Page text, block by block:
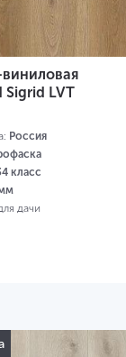
Sigrid LVT
Россия
класс
дачи